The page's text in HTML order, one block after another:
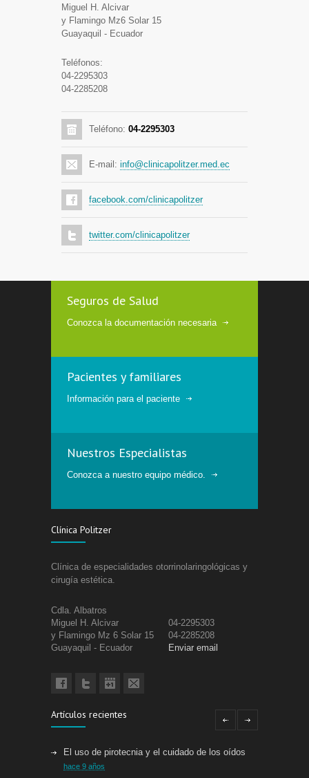
Miguel H. Alcivar
y Flamingo Mz6 Solar 15
Guayaquil - Ecuador
Teléfonos:
04-2295303
04-2285208
Teléfono: 04-2295303
E-mail: info@clinicapolitzer.med.ec
facebook.com/clinicapolitzer
twitter.com/clinicapolitzer
Seguros de Salud
Conozca la documentación necesaria
Pacientes y familiares
Información para el paciente
Nuestros Especialistas
Conozca a nuestro equipo médico.
Clínica Politzer
Clínica de especialidades otorrinolaringológicas y
cirugía estética.
Cdla. Albatros
Miguel H. Alcivar
04-2295303
y Flamingo Mz 6 Solar 15
04-2285208
Guayaquil - Ecuador
Enviar email
Artículos recientes
El uso de pirotecnia y el cuidado de los oídos
hace 9 años